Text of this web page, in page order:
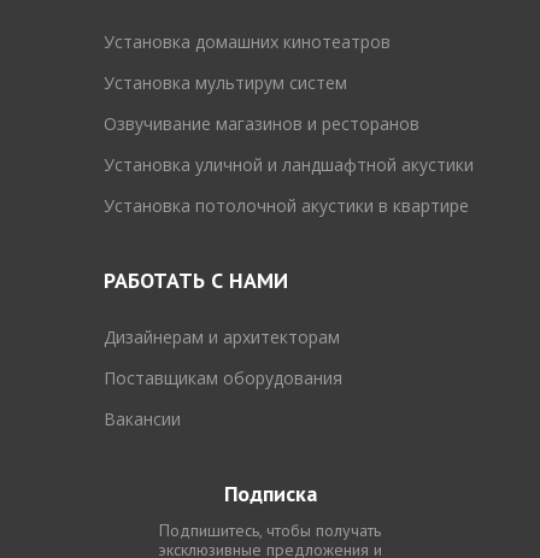
Установка домашних кинотеатров
Установка мультирум систем
Озвучивание магазинов и ресторанов
Установка уличной и ландшафтной акустики
Установка потолочной акустики в квартире
РАБОТАТЬ С НАМИ
Дизайнерам и архитекторам
Поставщикам оборудования
Вакансии
Подписка
Подпишитесь, чтобы получать
эксклюзивные предложения и